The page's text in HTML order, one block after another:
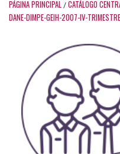
PÁGINA PRINCIPAL / CATÁLOGO
DANE-DIMPE-GEIH-2007-IV-TRIMESTRE